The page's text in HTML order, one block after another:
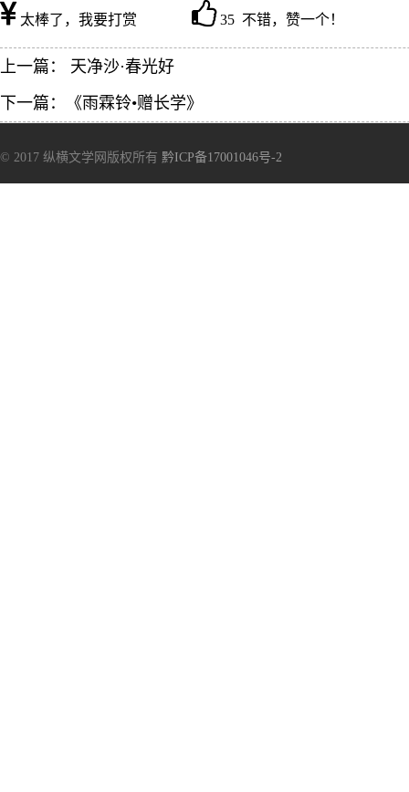
太棒了，我要打赏 35 不错，赞一个！
上一篇：
天净沙·春光好
下一篇：
《雨霖铃•赠长学》
© 2017 纵横文学网版权所有 黔ICP备17001046号-2